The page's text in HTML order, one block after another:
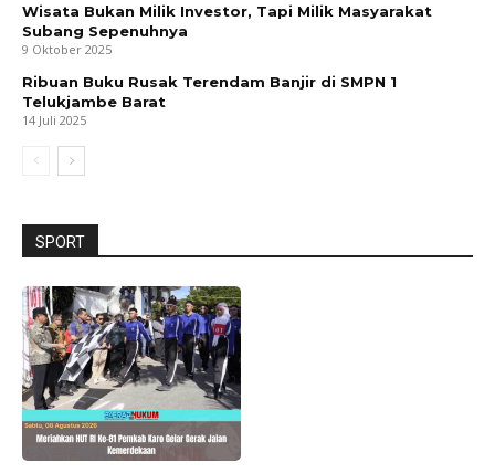
Wisata Bukan Milik Investor, Tapi Milik Masyarakat
Subang Sepenuhnya
9 Oktober 2025
Ribuan Buku Rusak Terendam Banjir di SMPN 1
Telukjambe Barat
14 Juli 2025
SPORT